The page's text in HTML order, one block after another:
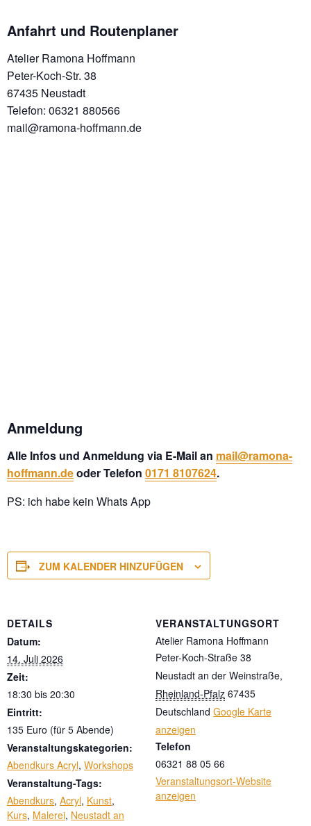
Anfahrt und Routenplaner
Atelier Ramona Hoffmann
Peter-Koch-Str. 38
67435 Neustadt
Telefon: 06321 880566
mail@ramona-hoffmann.de
Anmeldung
Alle Infos und Anmeldung via E-Mail an mail@ramona-
hoffmann.deoder Telefon 0171 8107624.
PS: ich habe kein Whats App
ZUM KALENDER HINZUFÜGEN
DETAILS
Datum:
14. Juli 2026
Zeit:
18:30 bis 20:30
Eintritt:
135 Euro (für 5 Abende)
Veranstaltungskategorien:
Abendkurs Acryl, Workshops
Veranstaltung-Tags:
Abendkurs, Acryl, Kunst,
Kurs, Malerei, Neustadt an
VERANSTALTUNGSORT
Atelier Ramona Hoffmann
Peter-Koch-Straße 38
Neustadt an der Weinstraße,
Rheinland-Pfalz 67435
Deutschland Google Karte
anzeigen
Telefon
06321 88 05 66
Veranstaltungsort-Website
anzeigen